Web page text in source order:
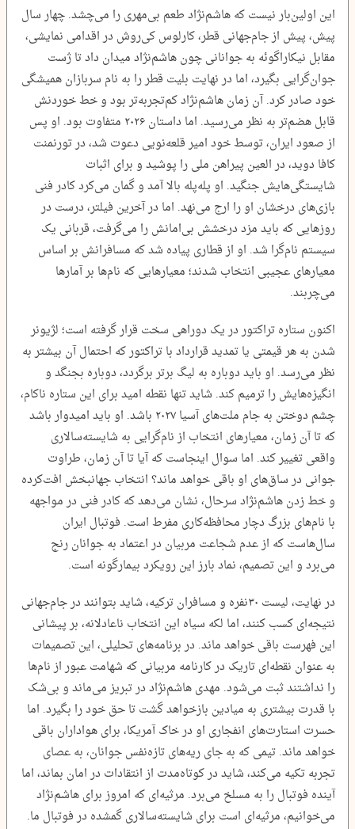
این اولین‌بار نیست که هاشم‌نژاد طعم بی‌مهری را می‌چشد. چهار ‌سال
پیش، پیش از جام‌جهانی قطر، کارلوس کی‌روش در اقدامی نمایشی،
مقابل نیکاراگوئه به جوانانی چون هاشم‌نژاد میدان داد تا ژست
جوان‌گرایی بگیرد، اما در نهایت بلیت قطر را به نام سربازان همیشگی
خود صادر کرد. آن زمان هاشم‌نژاد کم‌تجربه‌تر بود و خط خوردنش
قابل هضم‌تر به نظر می‌رسید. اما داستان ۲۰۲۶ متفاوت بود. او پس
از صعود ایران، توسط خود امیر قلعه‌نویی دعوت شد، در تورنمنت
کافا دوید، در العین پیراهن ملی را پوشید و برای اثبات
شایستگی‌هایش جنگید. او پله‌پله بالا آمد و گمان می‌کرد کادر فنی
بازی‌های درخشان او را ارج می‌نهد. اما در آخرین فیلتر، درست در
روزهایی که باید مزد درخشش بی‌امانش را می‌گرفت، قربانی یک
سیستم نام‌گرا شد. او از قطاری پیاده شد که مسافرانش بر اساس
معیارهای عجیبی انتخاب شدند؛ معیارهایی که نام‌ها بر آمارها
می‌چربند.
اکنون ستاره تراکتور در یک دوراهی سخت قرار گرفته است؛ لژیونر
شدن به هر قیمتی یا تمدید قرارداد با تراکتور که احتمال آن بیشتر به
نظر می‌رسد. او باید دوباره به لیگ برتر برگردد، دوباره بجنگد و
انگیزه‌هایش را ترمیم کند. شاید تنها نقطه امید برای این ستاره ناکام،
چشم دوختن به جام ملت‌های آسیا ۲۰۲۷ باشد. او باید امیدوار باشد
که تا آن زمان، معیارهای انتخاب از نام‌گرایی به شایسته‌سالاری
واقعی تغییر کند. اما سوال اینجاست که آیا تا آن زمان، طراوت
جوانی در ساق‌های او باقی خواهد ماند؟ انتخاب جهانبخش افت‌کرده
و خط زدن هاشم‌نژاد سرحال، نشان می‌دهد که کادر فنی در مواجهه
با نام‌های بزرگ دچار محافظه‌کاری مفرط است. فوتبال ایران
سال‌هاست که از عدم شجاعت مربیان در اعتماد به جوانان رنج
می‌برد و این تصمیم، نماد بارز این رویکرد بیمارگونه است.
در نهایت، لیست ۳۰‌نفره و مسافران ترکیه، شاید بتوانند در جام‌جهانی
نتیجه‌ای کسب کنند، اما لکه سیاه این انتخاب ناعادلانه، بر پیشانی
این فهرست باقی خواهد ماند. در برنامه‌های تحلیلی، این تصمیمات
به عنوان نقطه‌ای تاریک در کارنامه مربیانی که شهامت عبور از نام‌ها
را نداشتند ثبت می‌شود. مهدی هاشم‌نژاد در تبریز می‌ماند و بی‌شک
با قدرت بیشتری به میادین بازخواهد گشت تا حق خود را بگیرد. اما
حسرت استارت‌های انفجاری او در خاک آمریکا، برای هواداران باقی
خواهد ماند. تیمی که به جای ریه‌های تازه‌نفس جوانان، به عصای
تجربه تکیه می‌کند، شاید در کوتاه‌مدت از انتقادات در امان بماند، اما
آینده فوتبال را به مسلخ می‌برد. مرثیه‌ای که امروز برای هاشم‌نژاد
می‌خوانیم، مرثیه‌ای است برای شایسته‌سالاری گمشده در فوتبال ما.